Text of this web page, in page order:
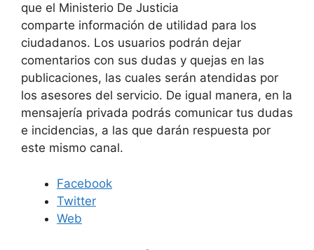
que el Ministerio De Justicia
comparte información de utilidad para los
ciudadanos. Los usuarios podrán dejar
comentarios con sus dudas y quejas en las
publicaciones, las cuales serán atendidas por
los asesores del servicio. De igual manera, en la
mensajería privada podrás comunicar tus dudas
e incidencias, a las que darán respuesta por
este mismo canal.
Facebook
Twitter
Web